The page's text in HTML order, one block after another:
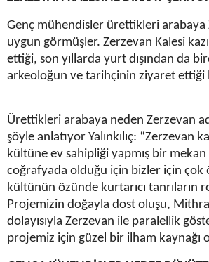
Genç mühendisler ürettikleri arabaya
uygun görmüşler. Zerzevan Kalesi
ettiği, son yıllarda yurt dışından da
arkeoloğun ve tarihçinin ziyaret ettiği
Ürettikleri arabaya neden Zerzevan
şöyle anlatıyor Yalınkılıç: “Zerzevan
kültüne ev sahipliği yapmış bir mekan
coğrafyada olduğu için bizler için çok
kültünün özünde kurtarıcı tanrıların
Projemizin doğayla dost oluşu,
dolayısıyla Zerzevan ile paralellik
projemiz için güzel bir ilham kaynağı